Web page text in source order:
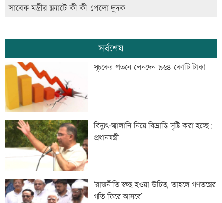
সাবেক মন্ত্রীর ফ্ল্যাটে কী কী পেলো দুদক
সর্বশেষ
সূচকের পতনে লেনদেন ৯৬৪ কোটি টাকা
বিদ্যুৎ-জ্বালানি নিয়ে বিভ্রান্তি সৃষ্টি করা হচ্ছে:
প্রধানমন্ত্রী
‘রাজনীতি স্বচ্ছ হওয়া উচিত, তাহলে গণতন্ত্রের
গতি ফিরে আসবে’